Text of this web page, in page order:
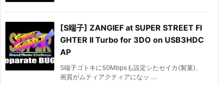
[S端子] ZANGIEF at SUPER STREET FI
GHTER II Turbo for 3DO on USB3HDC
AP
S端子ゴトキに50Mbpsも設定シたセイカ(製菓)、
画質がムティアクティアになッ ...